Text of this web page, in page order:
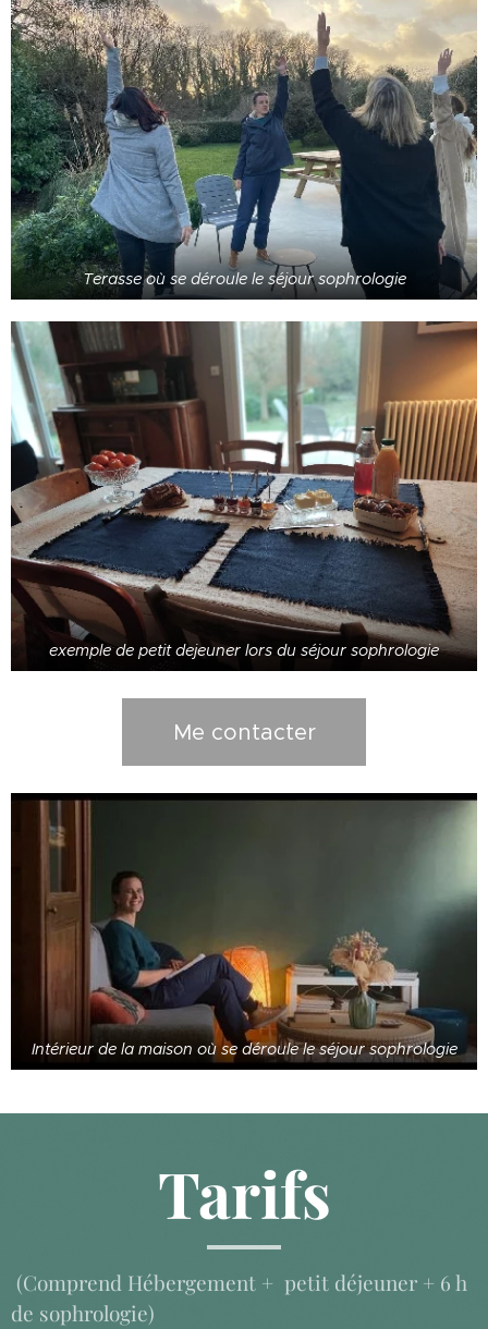
Terasse où se déroule le séjour sophrologie
exemple de petit dejeuner lors du séjour sophrologie
Me contacter
Intérieur de la maison où se déroule le séjour sophrologie
Tarifs
(Comprend Hébergement + petit déjeuner + 6 h
de sophrologie)